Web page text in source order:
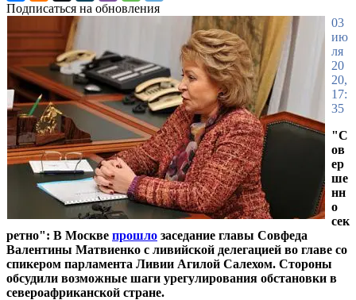
Подписаться на обновления
03
ию
ля
20
20,
17:
35
"С
ов
ер
ше
нн
о
сек
ретно": В Москве прошло заседание главы Совфеда
Валентины Матвиенко с ливийской делегацией во главе со
спикером парламента Ливии Агилой Салехом. Стороны
обсудили возможные шаги урегулирования обстановки в
североафриканской стране.